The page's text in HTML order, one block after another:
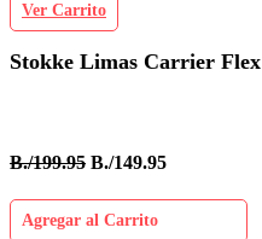
Ver Carrito
Stokke Limas Carrier
B./199.95 B./149.95
Agregar al Carrito